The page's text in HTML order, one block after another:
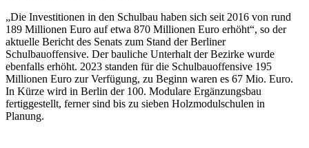
„Die Investitionen in den Schulbau haben sich seit 2016 von rund
189 Millionen Euro auf etwa 870 Millionen Euro erhöht“, so der
aktuelle Bericht des Senats zum Stand der Berliner
Schulbauoffensive. Der bauliche Unterhalt der Bezirke wurde
ebenfalls erhöht. 2023 standen für die Schulbauoffensive 195
Millionen Euro zur Verfügung, zu Beginn waren es 67 Mio. Euro.
In Kürze wird in Berlin der 100. Modulare Ergänzungsbau
fertiggestellt, ferner sind bis zu sieben Holzmodulschulen in
Planung.